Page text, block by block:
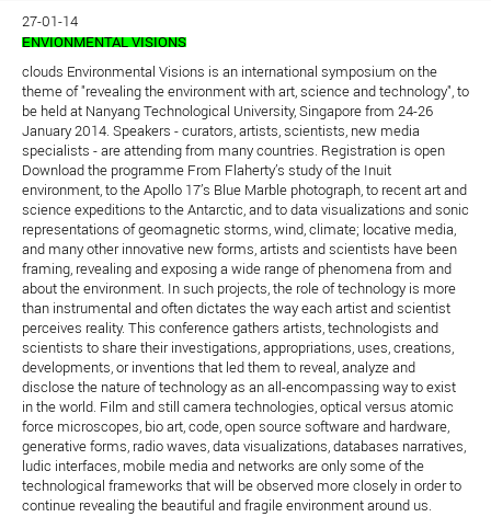
27-01-14
ENVIONMENTAL VISIONS
clouds Environmental Visions is an international symposium on the
theme of "revealing the environment with art, science and technology", to
be held at Nanyang Technological University, Singapore from 24-26
January 2014. Speakers - curators, artists, scientists, new media
specialists - are attending from many countries. Registration is open
Download the programme From Flaherty’s study of the Inuit
environment, to the Apollo 17’s Blue Marble photograph, to recent art and
science expeditions to the Antarctic, and to data visualizations and sonic
representations of geomagnetic storms, wind, climate; locative media,
and many other innovative new forms, artists and scientists have been
framing, revealing and exposing a wide range of phenomena from and
about the environment. In such projects, the role of technology is more
than instrumental and often dictates the way each artist and scientist
perceives reality. This conference gathers artists, technologists and
scientists to share their investigations, appropriations, uses, creations,
developments, or inventions that led them to reveal, analyze and
disclose the nature of technology as an all-encompassing way to exist
in the world. Film and still camera technologies, optical versus atomic
force microscopes, bio art, code, open source software and hardware,
generative forms, radio waves, data visualizations, databases narratives,
ludic interfaces, mobile media and networks are only some of the
technological frameworks that will be observed more closely in order to
continue revealing the beautiful and fragile environment around us.